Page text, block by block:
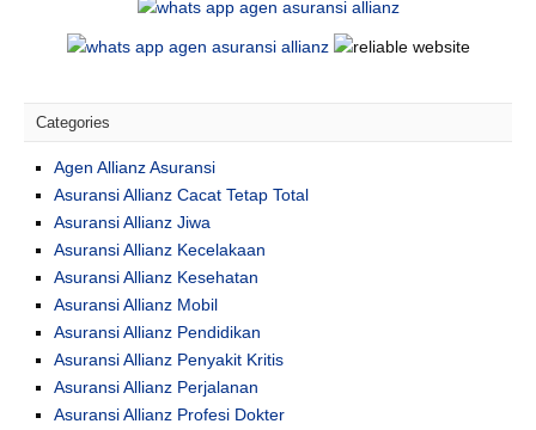
Categories
Agen Allianz Asuransi
Asuransi Allianz Cacat Tetap Total
Asuransi Allianz Jiwa
Asuransi Allianz Kecelakaan
Asuransi Allianz Kesehatan
Asuransi Allianz Mobil
Asuransi Allianz Pendidikan
Asuransi Allianz Penyakit Kritis
Asuransi Allianz Perjalanan
Asuransi Allianz Profesi Dokter